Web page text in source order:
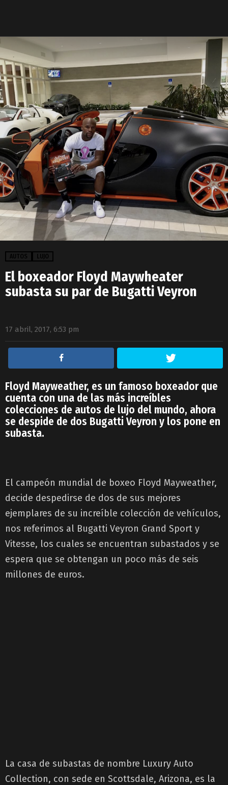
AUTOS LUJO
El boxeador Floyd Maywheater
subasta su par de Bugatti Veyron
17 abril, 2017, 6:53 pm
Floyd Mayweather, es un famoso boxeador que
cuenta con una de las más increíbles
colecciones de autos de lujo del mundo, ahora
se despide de dos Bugatti Veyron y los pone en
subasta.
El campeón mundial de boxeo Floyd Mayweather,
decide despedirse de dos de sus mejores
ejemplares de su increíble colección de vehículos,
nos referimos al Bugatti Veyron Grand Sport y
Vitesse, los cuales se encuentran subastados y se
espera que se obtengan un poco más de seis
millones de euros.
La casa de subastas de nombre Luxury Auto
Collection, con sede en Scottsdale, Arizona, es la